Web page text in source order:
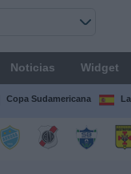
Noticias Widget
Copa Sudamericana